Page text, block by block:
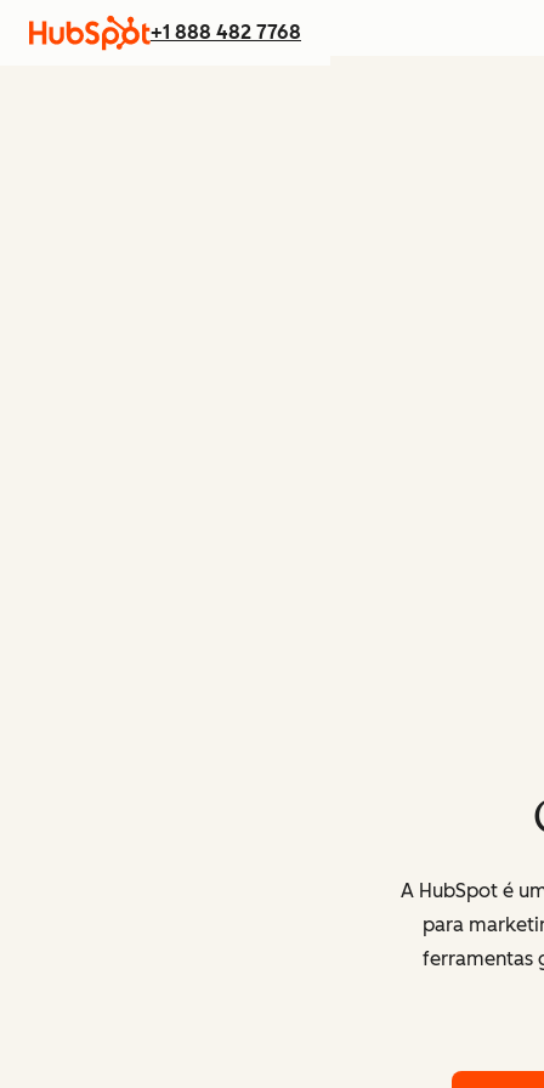
+1 888 482 7768
A HubSpot é
para
ferramentas